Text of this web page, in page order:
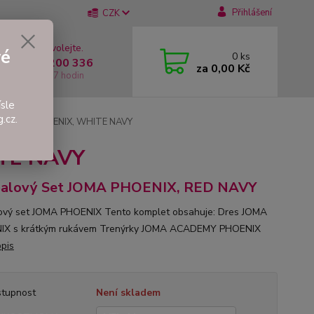
CZK Přihlášení
si rady? Zavolejte.
737 200 336
Pátek: 8 - 17 hodin
0 ks
za 0,00 Kč
JOMA PHOENIX, WHITE NAVY
NAVY
Set JOMA PHOENIX, RED NAVY
set JOMA PHOENIX Tento komplet obsahuje: Dres JOMA
s krátkým rukávem Trenýrky JOMA ACADEMY PHOENIX
Není skladem